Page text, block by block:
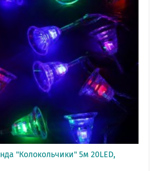
"Колокольчики" 5м 20LED,